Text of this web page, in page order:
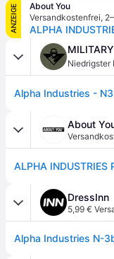
ANZEIGE
About You
Versandkostenfrei,
MILITARY
Niedrigster
About
DressInn
5,99 €
Alpha Industries N-